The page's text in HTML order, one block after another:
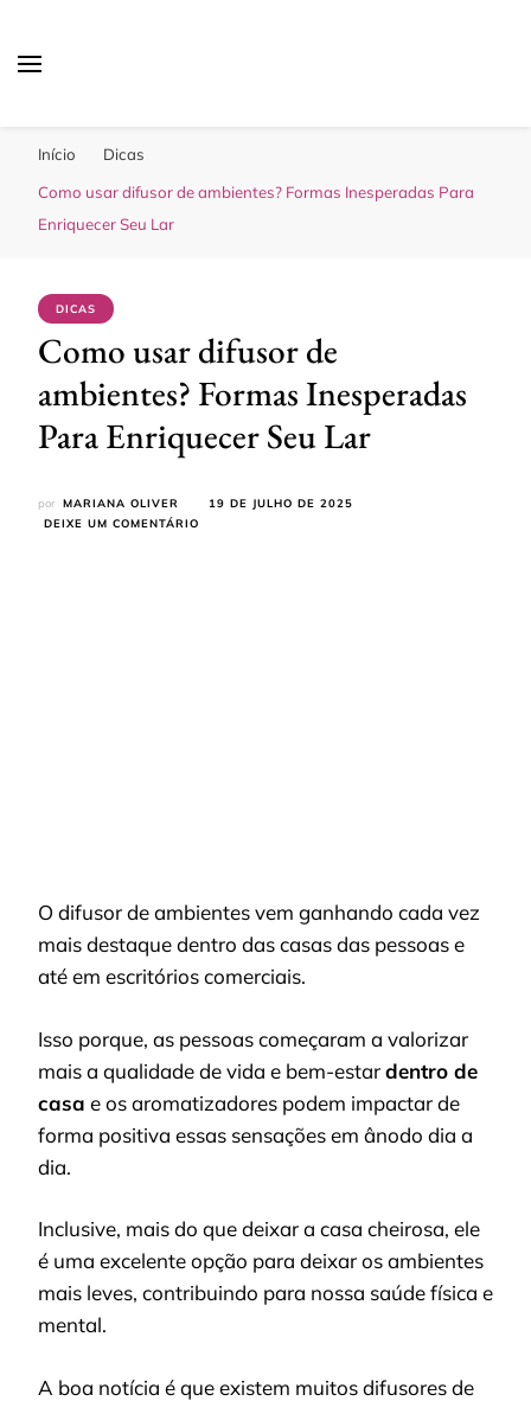
Início
Dicas
Como usar difusor de ambientes? Formas Inesperadas Para
Enriquecer Seu Lar
DICAS
Como usar difusor de
ambientes? Formas Inesperadas
Para Enriquecer Seu Lar
por MARIANA OLIVER
19 DE JULHO DE 2025
DEIXE UM COMENTÁRIO
O difusor de ambientes vem ganhando cada vez
mais destaque dentro das casas das pessoas e
até em escritórios comerciais.
Isso porque, as pessoas começaram a valorizar
mais a qualidade de vida e bem-estardentro de
casa e os aromatizadores podem impactar de
forma positiva essas sensações em ânodo dia a
dia.
Inclusive, mais do que deixar a casa cheirosa, ele
é uma excelente opção para deixar os ambientes
mais leves, contribuindo para nossa saúde física e
mental.
A boa notícia é que existem muitos difusores de